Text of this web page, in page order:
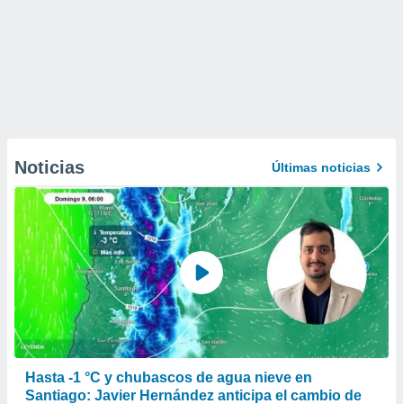
Noticias Últimas noticias
Hasta -1 °C y chubascos de agua nieve en
Santiago: Javier Hernández anticipa el cambio de